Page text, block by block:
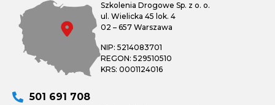
Szkolenia Drogowe Sp. z o. o.
ul. Wielicka 45 lok. 4
02 – 657 Warszawa
NIP: 5214083701
REGON: 529510510
KRS: 0001124016
501 691 708